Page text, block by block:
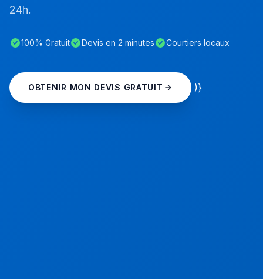
24h.
100% Gratuit Devis en 2 minutes Courtiers locaux
OBTENIR MON DEVIS GRATUIT )}